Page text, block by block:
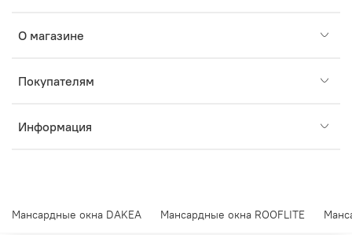
О магазине
Покупателям
Информация
Мансардные окна DAKEA Мансардные окна ROOFLITE